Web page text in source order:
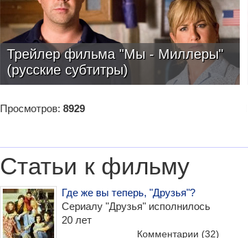
Трейлер фильма "Мы - Миллеры"
(русские субтитры)
Просмотров: 8929
Статьи к фильму
Где же вы теперь, "Друзья"?
Сериалу "Друзья" исполнилось
20 лет
Комментарии (32)